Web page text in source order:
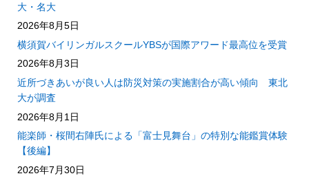
大・名大
2026年8月5日
横須賀バイリンガルスクールYBSが国際アワード最高位を受賞
2026年8月3日
近所づきあいが良い人は防災対策の実施割合が高い傾向 東北
大が調査
2026年8月1日
能楽師・桜間右陣氏による「富士見舞台」の特別な能鑑賞体験
【後編】
2026年7月30日